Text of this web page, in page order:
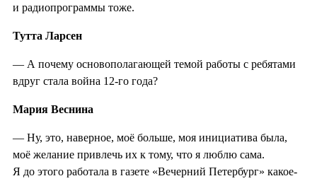
и радиопрограммы тоже.
Тутта Ларсен
— А почему основополагающей темой работы с ребятами
вдруг стала война 12-го года?
Мария Веснина
— Ну, это, наверное, моё больше, моя инициатива была,
моё желание привлечь их к тому, что я люблю сама.
Я до этого работала в газете «Вечерний Петербург» какое-